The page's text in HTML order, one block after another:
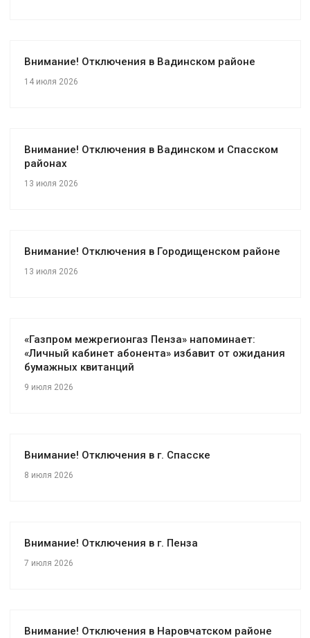
Внимание! Отключения в Вадинском районе
14 июля 2026
Внимание! Отключения в Вадинском и Спасском
районах
13 июля 2026
Внимание! Отключения в Городищенском районе
13 июля 2026
«Газпром межрегионгаз Пенза» напоминает:
«Личный кабинет абонента» избавит от ожидания
бумажных квитанций
9 июля 2026
Внимание! Отключения в г. Спасске
8 июля 2026
Внимание! Отключения в г. Пенза
7 июля 2026
Внимание! Отключения в Наровчатском районе